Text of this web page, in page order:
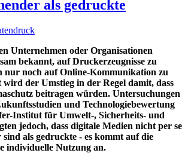
als gedruckte
Unternehmen oder Organisationen
bekannt, auf Druckerzeugnisse zu
nur noch auf Online-Kommunikation zu
wird der Umstieg in der Regel damit, dass
beitragen würden. Untersuchungen
und Technologiebewertung
Institut für Umwelt-, Sicherheits- und
jedoch, dass digitale Medien nicht per se
als gedruckte - es kommt auf die
individuelle Nutzung an.